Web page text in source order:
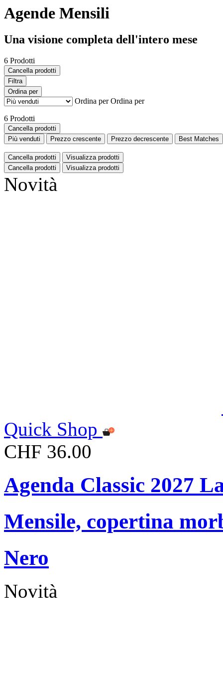
Agende Mensili
Una visione completa dell'intero mese
6 Prodotti
Cancella prodotti
Filtra
Ordina per
Ordina perOrdina per
6 Prodotti
Cancella prodotti
Più venduti
Prezzo crescente Prezzo decrescente Best Matches
Cancella prodotti
Visualizza prodotti
Cancella prodotti
Visualizza prodotti
Novità
Quick Shop
CHF 36.00
Agenda Classic 2027
Mensile, copertina
Nero
Novità